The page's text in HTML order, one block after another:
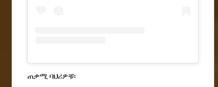
ጠቃሚ ባህሪዎቹ፡